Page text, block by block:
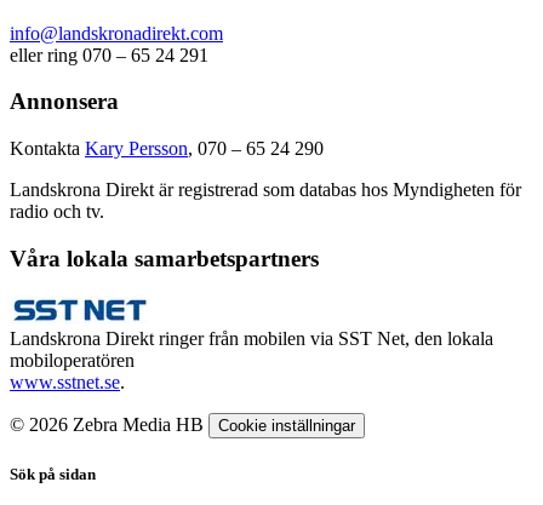
info@landskronadirekt.com
eller ring 070 – 65 24 291
Annonsera
Kontakta Kary Persson, 070 – 65 24 290
Landskrona Direkt är registrerad som databas hos Myndigheten för
radio och tv.
Våra lokala samarbetspartners
Landskrona Direkt ringer från mobilen via SST Net, den lokala
mobiloperatören
www.sstnet.se.
© 2026 Zebra Media HB Cookie inställningar
Sök på sidan